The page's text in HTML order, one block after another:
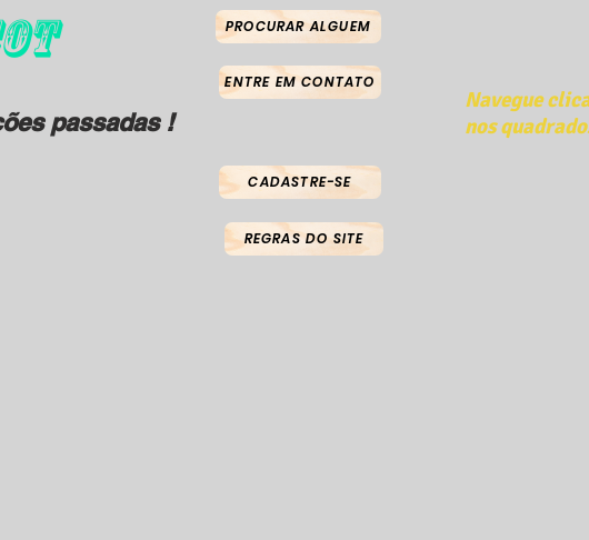
PROCURAR ALGUEM
ENTRE EM CONTATO
passadas !
Navegue
nos
CADASTRE-SE
REGRAS DO SITE